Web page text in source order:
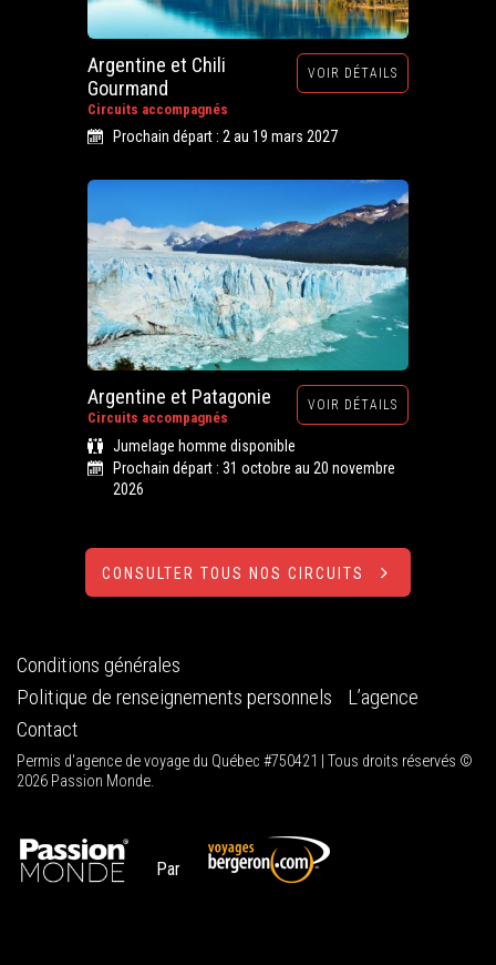
Argentine et Chili
Gourmand
Circuits accompagnés
VOIR DÉTAILS
Prochain départ : 2 au 19 mars 2027
Argentine et Patagonie
Circuits accompagnés
VOIR DÉTAILS
Jumelage homme disponible
Prochain départ : 31 octobre au 20 novembre
2026
CONSULTER TOUS NOS CIRCUITS
Conditions générales
Politique de renseignements personnels
L’agence
Contact
Permis d'agence de voyage du Québec #750421 | Tous droits réservés ©
2026 Passion Monde.
Par